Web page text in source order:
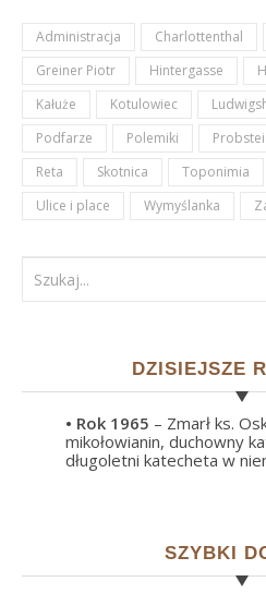
Administracja Charlottenthal
Greiner Piotr
Hintergasse
Kałuże
Kotulowiec
Podfarze
Polemiki Probstei
Reta
Skotnica Toponimia
Ulice i place
Wymyślanka
DZISIEJSZE
• Rok 1965 – Zmarł ks.
mikołowianin, duchowny
długoletni katecheta w
SZYBKI